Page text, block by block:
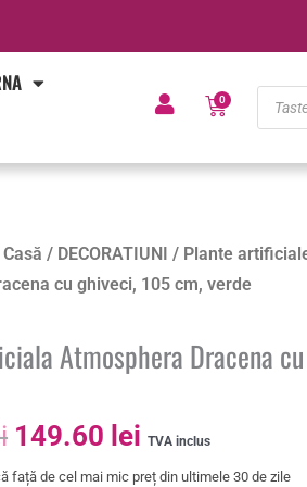
0
Cart
Casă / DECORATIUNI / Plante
cu ghiveci, 105 cm, verde
Atmosphera Dracena
Prețul
inițial
fost:
176.00 lei.
149.60 lei
Prețul
curent
149.60 lei.
TVA inclus
față de cel mai mic preț din ultimele 30 de zile